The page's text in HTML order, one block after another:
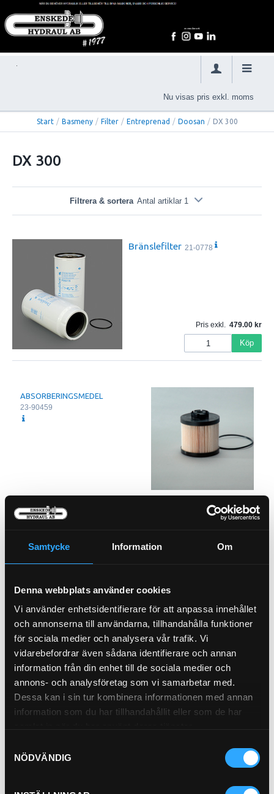
Samtycke Information Om
Denna webbplats använder cookies
Vi använder enhetsidentifierare för att anpassa innehållet
och annonserna till användarna, tillhandahålla funktioner
för sociala medier och analysera vår trafik. Vi
vidarebefordrar även sådana identifierare och annan
information från din enhet till de sociala medier och
annons- och analysföretag som vi samarbetar med.
Dessa kan i sin tur kombinera informationen med annan
information som du har tillhandahållit eller som de har
NÖDVÄNDIG
Nu visas pris exkl. moms
Start / Basmeny / Filter / Entreprenad / Doosan / DX 300
DX 300
Filtrera & sortera Antal artiklar 1
Bränslefilter 21-0778
Pris exkl. 479.00
Köp
ABSORBERINGSMEDEL
23-90459
Bränslefilter förfilter
21-2051